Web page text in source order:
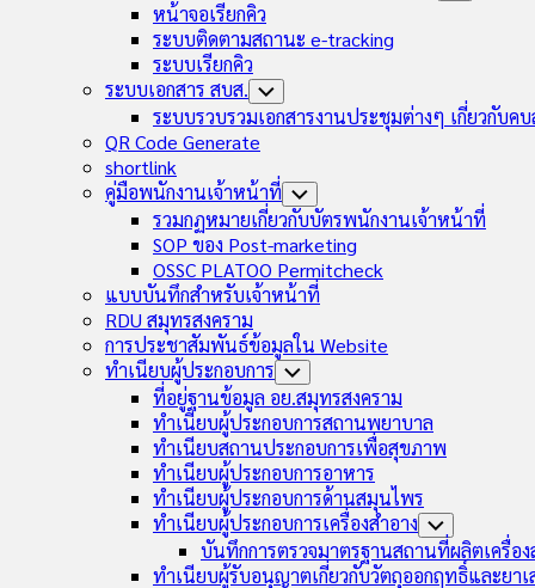
หน้าจอเรียกคิว
ระบบติดตามสถานะ e-tracking
ระบบเรียกคิว
ระบบเอกสาร สบส. Toggle
Child
Menu
ระบบรวบรวมเอกสารงานประชุมต่างๆ เกี่ยวกับค
QR Code Generate
shortlink
คู่มือพนักงานเจ้าหน้าที่ Toggle
Child
Menu
รวมกฏหมายเกี่ยวกับบัตรพนักงานเจ้าหน้าที่
SOP ของ Post-marketing
OSSC PLATOO Permitcheck
แบบบันทึกสำหรับเจ้าหน้าที่
RDU สมุทรสงคราม
การประชาสัมพันธ์ข้อมูลใน Website
ทำเนียบผู้ประกอบการ Toggle
Child
Menu
ที่อยู่ฐานข้อมูล อย.สมุทรสงคราม
ทำเนียบผู้ประกอบการสถานพยาบาล
ทำเนียบสถานประกอบการเพื่อสุขภาพ
ทำเนียบผู้ประกอบการอาหาร
ทำเนียบผู้ประกอบการด้านสมุนไพร
ทำเนียบผู้ประกอบการเครื่องสำอาง Toggle
Child
Menu
บันทึกการตรวจมาตรฐานสถานที่ผลิตเครื่อง
ทำเนียบผู้รับอนุญาตเกี่ยวกับวัตถุออกฤทธิ์และยา